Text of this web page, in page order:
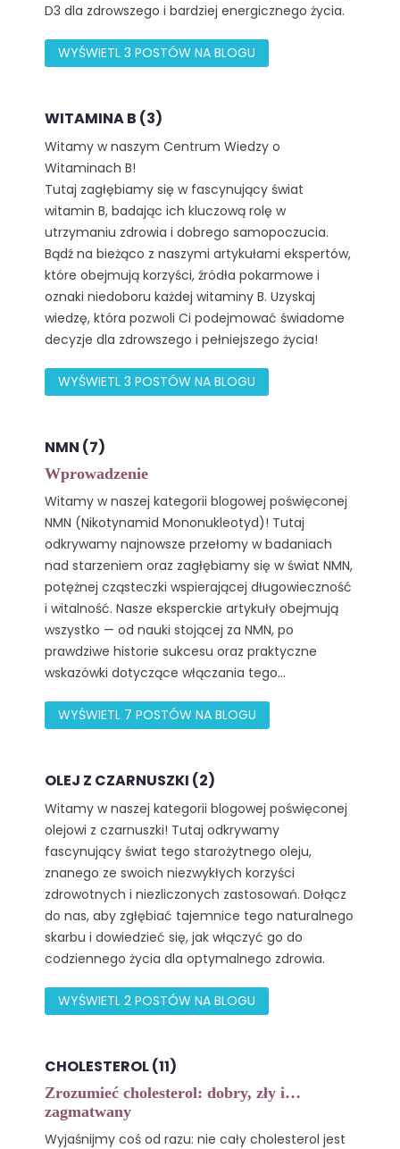
D3 dla zdrowszego i bardziej energicznego życia.
WYŚWIETL 3 POSTÓW NA BLOGU
WITAMINA B (3)
Witamy w naszym Centrum Wiedzy o
Witaminach B!
Tutaj zagłębiamy się w fascynujący świat
witamin B, badając ich kluczową rolę w
utrzymaniu zdrowia i dobrego samopoczucia.
Bądź na bieżąco z naszymi artykułami ekspertów,
które obejmują korzyści, źródła pokarmowe i
oznaki niedoboru każdej witaminy B. Uzyskaj
wiedzę, która pozwoli Ci podejmować świadome
decyzje dla zdrowszego i pełniejszego życia!
WYŚWIETL 3 POSTÓW NA BLOGU
NMN (7)
Wprowadzenie
Witamy w naszej kategorii blogowej poświęconej
NMN (Nikotynamid Mononukleotyd)! Tutaj
odkrywamy najnowsze przełomy w badaniach
nad starzeniem oraz zagłębiamy się w świat NMN,
potężnej cząsteczki wspierającej długowieczność
i witalność. Nasze eksperckie artykuły obejmują
wszystko — od nauki stojącej za NMN, po
prawdziwe historie sukcesu oraz praktyczne
wskazówki dotyczące włączania tego...
WYŚWIETL 7 POSTÓW NA BLOGU
OLEJ Z CZARNUSZKI (2)
Witamy w naszej kategorii blogowej poświęconej
olejowi z czarnuszki! Tutaj odkrywamy
fascynujący świat tego starożytnego oleju,
znanego ze swoich niezwykłych korzyści
zdrowotnych i niezliczonych zastosowań. Dołącz
do nas, aby zgłębiać tajemnice tego naturalnego
skarbu i dowiedzieć się, jak włączyć go do
codziennego życia dla optymalnego zdrowia.
WYŚWIETL 2 POSTÓW NA BLOGU
CHOLESTEROL (11)
Zrozumieć cholesterol: dobry, zły i…
zagmatwany
Wyjaśnijmy coś od razu: nie cały cholesterol jest